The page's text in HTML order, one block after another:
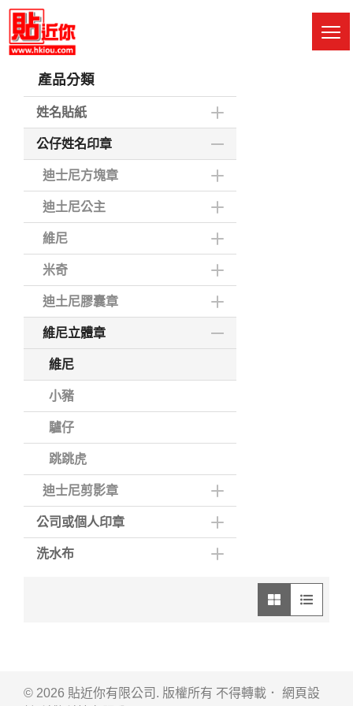
Skip
main
產品分類
姓名貼紙
公仔姓名印章
迪士尼方塊章
迪土尼公主
維尼
米奇
迪土尼膠囊章
維尼立體章
維尼
小豬
驢仔
跳跳虎
迪士尼剪影章
公司或個人印章
洗水布
圖像模式 列表模式
© 2026 貼近你有限公司. 版權所有 不得轉載． 網頁設